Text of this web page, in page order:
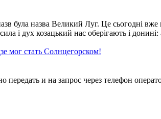
була назва Великий Луг. Це сьогодні
і дух козацький нас оберігають і
мог стать Солнцегорском!
и на запрос через телефон